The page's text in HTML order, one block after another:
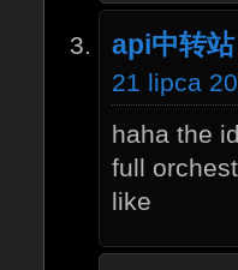
api中转站
21 lipca
haha the
full
like